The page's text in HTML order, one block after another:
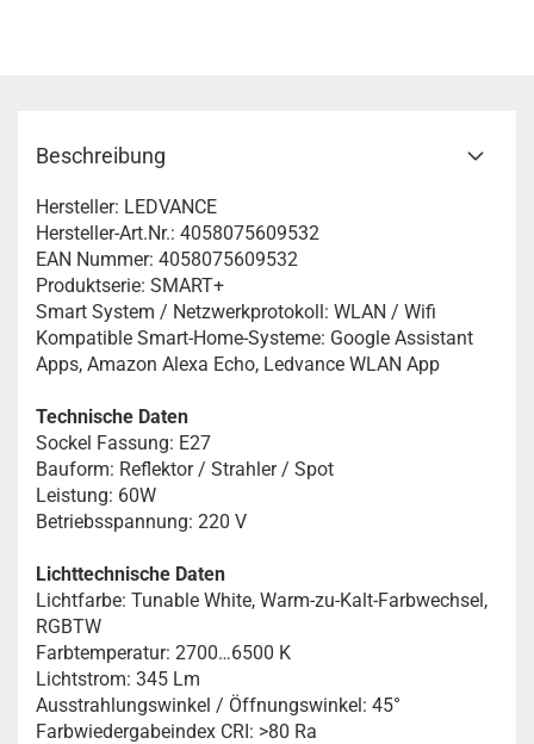
Beschreibung
Hersteller: LEDVANCE
Hersteller-Art.Nr.: 4058075609532
EAN Nummer: 4058075609532
Produktserie: SMART+
Smart System / Netzwerkprotokoll: WLAN / Wifi
Kompatible Smart-Home-Systeme: Google Assistant
Apps, Amazon Alexa Echo, Ledvance WLAN App
Technische Daten
Sockel Fassung: E27
Bauform: Reflektor / Strahler / Spot
Leistung: 60W
Betriebsspannung: 220 V
Lichttechnische Daten
Lichtfarbe: Tunable White, Warm-zu-Kalt-Farbwechsel,
RGBTW
Farbtemperatur: 2700…6500 K
Lichtstrom: 345 Lm
Ausstrahlungswinkel / Öffnungswinkel: 45°
Farbwiedergabeindex CRI: >80 Ra